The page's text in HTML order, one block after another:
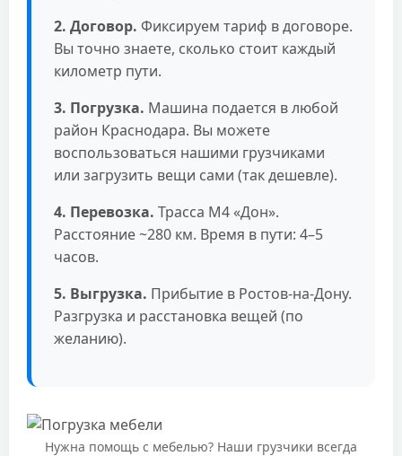
2. Договор. Фиксируем тариф в договоре.
Вы точно знаете, сколько стоит каждый
километр пути.
3. Погрузка. Машина подается в любой
район Краснодара. Вы можете
воспользоваться нашими грузчиками
или загрузить вещи сами (так дешевле).
4. Перевозка. Трасса М4 «Дон».
Расстояние ~280 км. Время в пути: 4–5
часов.
5. Выгрузка. Прибытие в Ростов-на-Дону.
Разгрузка и расстановка вещей (по
желанию).
Нужна помощь с мебелью? Наши грузчики всегда